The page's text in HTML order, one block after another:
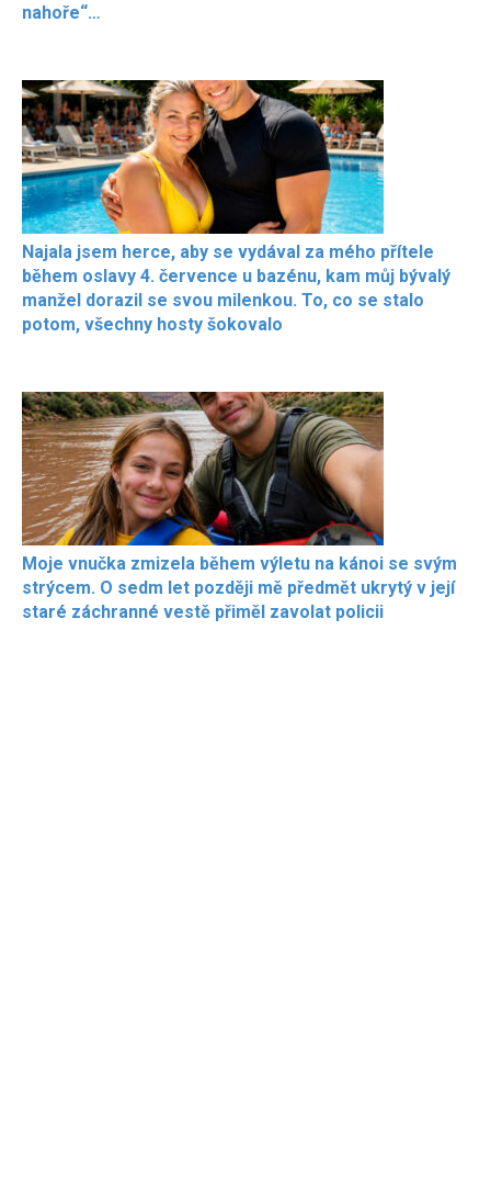
nahoře“…
Najala jsem herce, aby se vydával za mého přítele
během oslavy 4. července u bazénu, kam můj bývalý
manžel dorazil se svou milenkou. To, co se stalo
potom, všechny hosty šokovalo
Moje vnučka zmizela během výletu na kánoi se svým
strýcem. O sedm let později mě předmět ukrytý v její
staré záchranné vestě přiměl zavolat policii